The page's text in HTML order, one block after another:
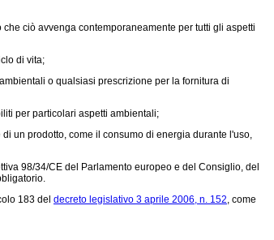
ciò avvenga contemporaneamente per tutti gli aspetti
di vita;
o qualsiasi prescrizione per la fornitura di
per particolari aspetti ambientali;
un prodotto, come il consumo di energia durante l'uso,
98/34/CE del Parlamento europeo e del Consiglio, del
183 del decreto legislativo 3 aprile 2006, n. 152, come